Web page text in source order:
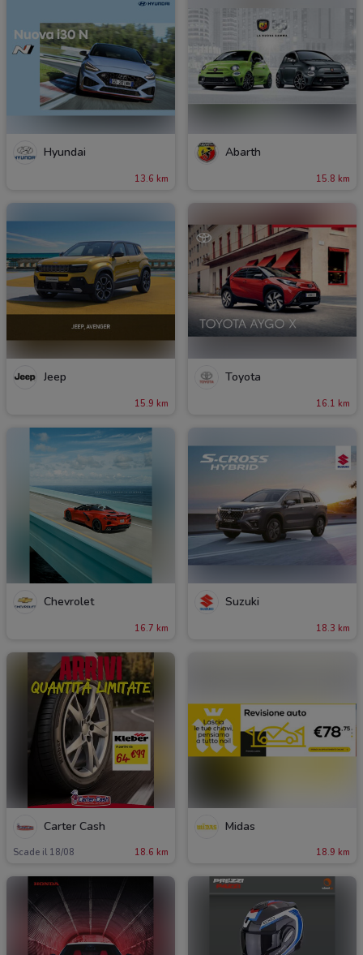
Hyundai
13.6 km
Abarth
15.8 km
Jeep
15.9 km
Toyota
16.1 km
Chevrolet
16.7 km
Suzuki
18.3 km
Carter Cash
Scade il 18/08 18.6 km
Midas
18.9 km